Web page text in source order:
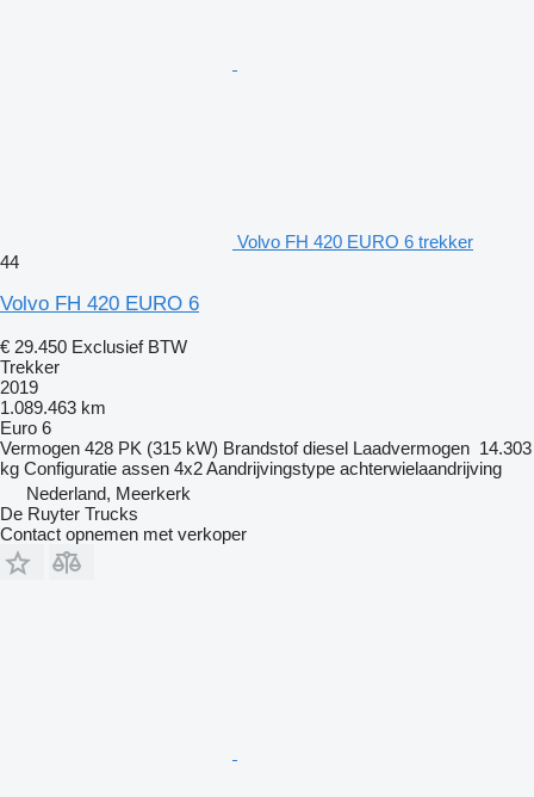
Volvo FH 420 EURO 6 trekker
44
Volvo FH 420 EURO 6
€ 29.450 Exclusief BTW
Trekker
2019
1.089.463 km
Euro 6
Vermogen 428 PK (315 kW) Brandstof diesel Laadvermogen 14.303
kg Configuratie assen 4x2Aandrijvingstype achterwielaandrijving
Nederland, Meerkerk
De Ruyter Trucks
Contact opnemen met verkoper